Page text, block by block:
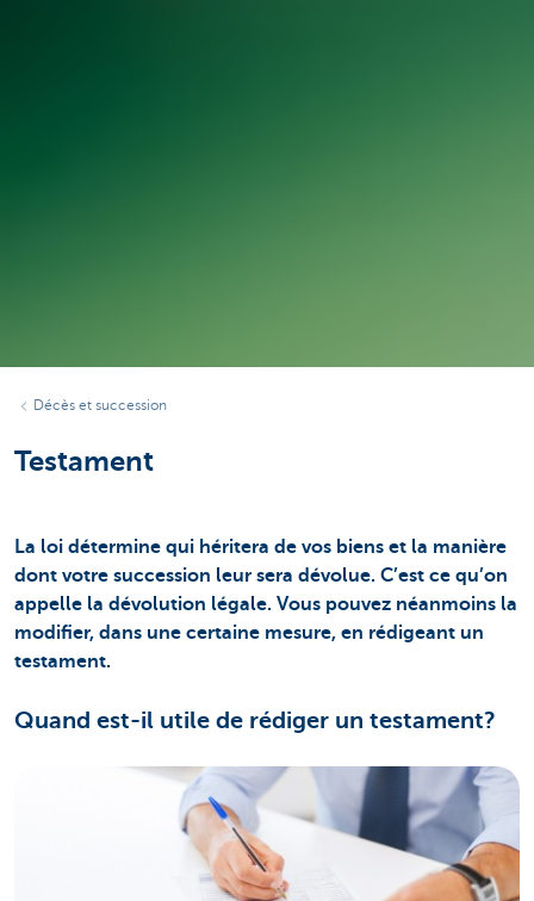
Décès et succession
Testament
La loi détermine qui héritera de vos biens et la manière
dont votre succession leur sera dévolue. C’est ce qu’on
appelle la dévolution légale. Vous pouvez néanmoins la
modifier, dans une certaine mesure, en rédigeant un
testament.
Quand est-il utile de rédiger un testament?